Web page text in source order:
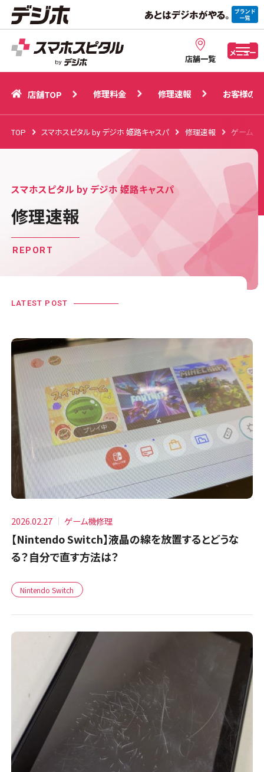
店舗一覧
メニュー
店舗TOP 修理速報 お客様の声
店舗TOP 修理料金 修理速報 お客様の声
TOP スマホスピタル by デジホ 姫路キャスパ 修理速報 ゲーム機
スマホスピタル by デジホ 姫路キャスパ
修理速報
REPORT
LATEST POST
2026.02.27 ゲーム機修理
【Nintendo Switch】液晶の線を放置するとどうな
る？自分で直す方法は？
Nintendo Switch